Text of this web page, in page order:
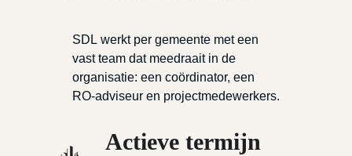
SDL werkt per gemeente met een
vast team dat meedraait in de
organisatie: een coördinator, een
RO-adviseur en projectmedewerkers.
Actieve termijn